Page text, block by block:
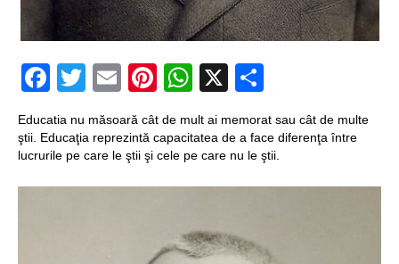
Fenomen straniu pe
Structurile
enigmatice de la
Gobelki Tepe din
Turcia
Facebook
Twitter
EmailPinterest
WhatsApp
X
Educatia nu măsoară cât de mult ai memorat sau cât de multe
ştii. Educaţia reprezintă capacitatea de a face diferenţa între
lucrurile pe care le ştii şi cele pe care nu le ştii.